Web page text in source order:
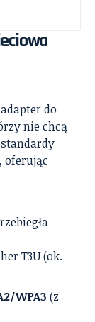
do
nie chcą
, oferując
T3U (ok.
WPA3 (z